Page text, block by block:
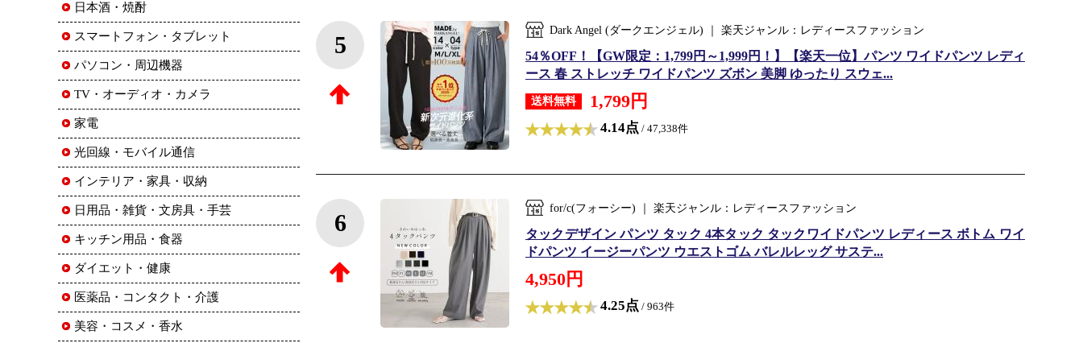
5
Dark Angel (ダークエンジェル) ｜ 楽天ジャンル：レディースファッション
54％OFF！【GW限定：1,799円～1,999円！】【楽天一位】パンツ ワイドパンツ レディ
ース 春 ストレッチ ワイドパンツ ズボン 美脚 ゆったり スウェ...
送料無料 1,799円
4.14点 / 47,338件
6
for/c(フォーシー) ｜ 楽天ジャンル：レディースファッション
タックデザイン パンツ タック 4本タック タックワイドパンツ レディース ボトム ワイ
ドパンツ イージーパンツ ウエストゴム バレルレッグ サステ...
4,950円
4.25点 / 963件
日本酒・焼酎
スマートフォン・タブレット
パソコン・周辺機器
TV・オーディオ・カメラ
家電
光回線・モバイル通信
インテリア・家具・収納
日用品・雑貨・文房具・手芸
キッチン用品・食器
ダイエット・健康
医薬品・コンタクト・介護
美容・コスメ・香水